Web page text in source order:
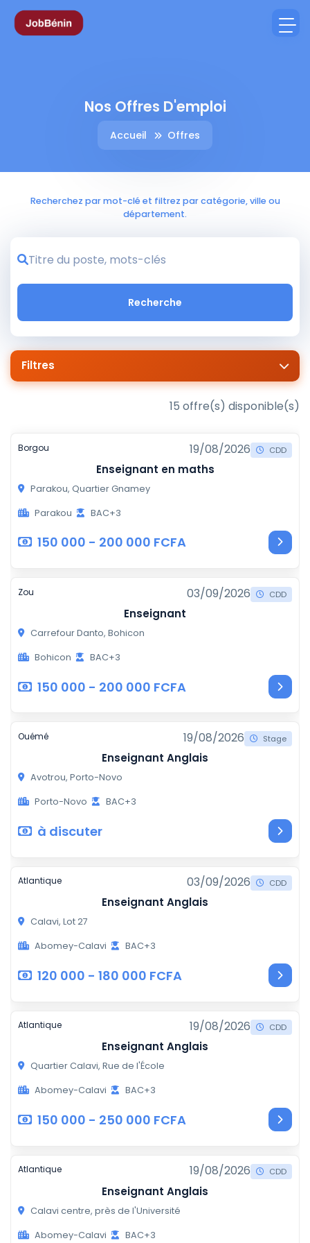
Nos Offres D'emploi
Accueil Offres
Recherchez par mot-clé et filtrez par catégorie, ville ou
département.
Recherche
Filtres
15 offre(s) disponible(s)
Borgou 19/08/2026 CDD
Enseignant en maths
Parakou, Quartier Gnamey
Parakou BAC+3
150 000 - 200 000 FCFA
Zou 03/09/2026 CDD
Enseignant
Carrefour Danto, Bohicon
Bohicon BAC+3
150 000 - 200 000 FCFA
Ouémé 19/08/2026 Stage
Enseignant Anglais
Avotrou, Porto-Novo
Porto-Novo BAC+3
à discuter
Atlantique 03/09/2026 CDD
Enseignant Anglais
Calavi, Lot 27
Abomey-Calavi BAC+3
120 000 - 180 000 FCFA
Atlantique 19/08/2026 CDD
Enseignant Anglais
Quartier Calavi, Rue de l'École
Abomey-Calavi BAC+3
150 000 - 250 000 FCFA
Atlantique 19/08/2026 CDD
Enseignant Anglais
Calavi centre, près de l'Université
Abomey-Calavi BAC+3